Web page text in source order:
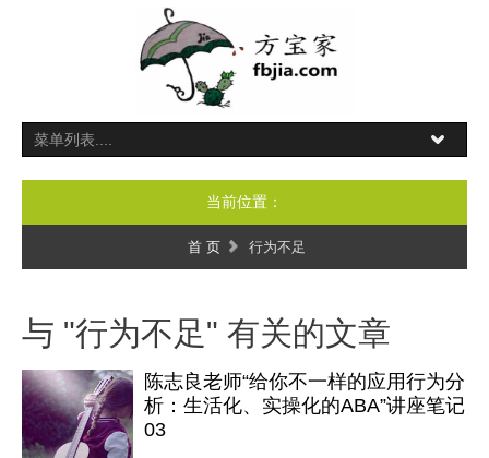
当前位置：
首 页 行为不足
与 "行为不足" 有关的文章
陈志良老师“给你不一样的应用行为分
析：生活化、实操化的ABA”讲座笔记
03